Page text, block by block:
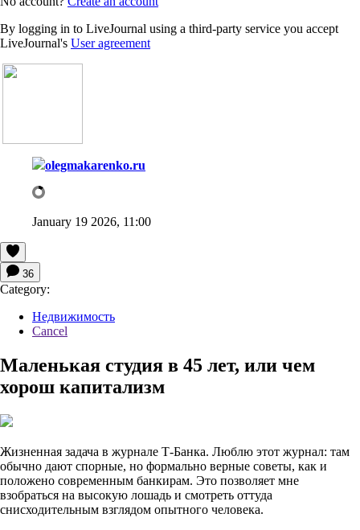
By logging in to LiveJournal using a third-party service you accept
LiveJournal's User agreement
olegmakarenko.ru
January 19 2026, 11:00
36
Category:
Недвижимость
Cancel
Маленькая студия в 45 лет, или чем
хорош капитализм
Жизненная задача в журнале Т-Банка. Люблю этот журнал: там
обычно дают спорные, но формально верные советы, как и
положено современным банкирам. Это позволяет мне
взобраться на высокую лошадь и смотреть оттуда
снисходительным взглядом опытного человека.